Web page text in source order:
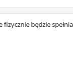
będzie